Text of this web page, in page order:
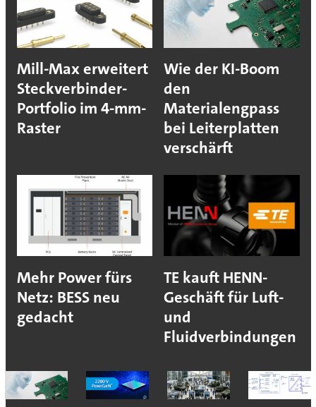
Mill-Max erweitert
Steckverbinder-
Portfolio im 4-mm-
Raster
Wie der KI-Boom
den
Materialengpass
bei Leiterplatten
verschärft
Mehr Power fürs
Netz: BESS neu
gedacht
TE kauft HENN-
Geschäft für Luft-
und
Fluidverbindungen